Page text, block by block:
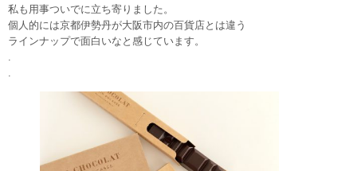
私も用事ついでに立ち寄りました。
個人的には京都伊勢丹が大阪市内の百貨店とは違う
ラインナップで面白いなと感じています。
.
.